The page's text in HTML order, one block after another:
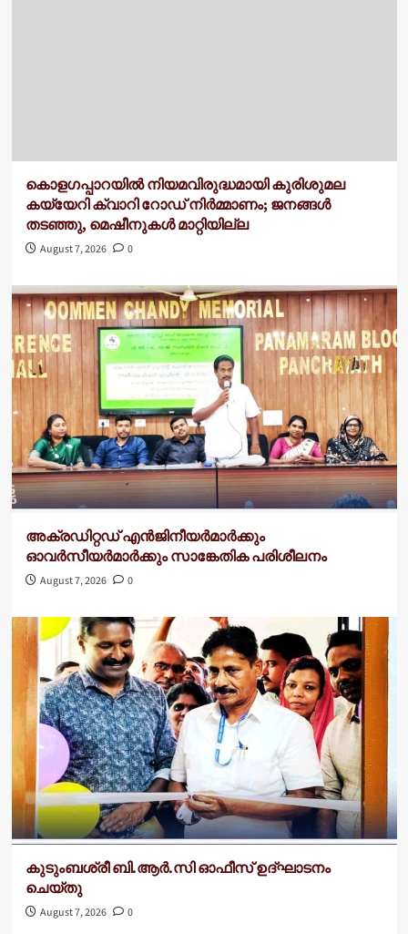
കൊളഗപ്പാറയിൽ നിയമവിരുദ്ധമായി കുരിശുമല
കയ്യേറി ക്വാറി റോഡ് നിർമ്മാണം; ജനങ്ങൾ
തടഞ്ഞു, മെഷീനുകൾ മാറ്റിയില്ല
August 7, 2026 0
അക്രഡിറ്റഡ് എന്‍ജിനീയര്‍മാര്‍ക്കും
ഓവര്‍സീയര്‍മാര്‍ക്കും സാങ്കേതിക പരിശീലനം
August 7, 2026 0
കുടുംബശ്രീ ബി.ആര്‍.സി ഓഫീസ് ഉദ്ഘാടനം
ചെയ്തു
August 7, 2026 0